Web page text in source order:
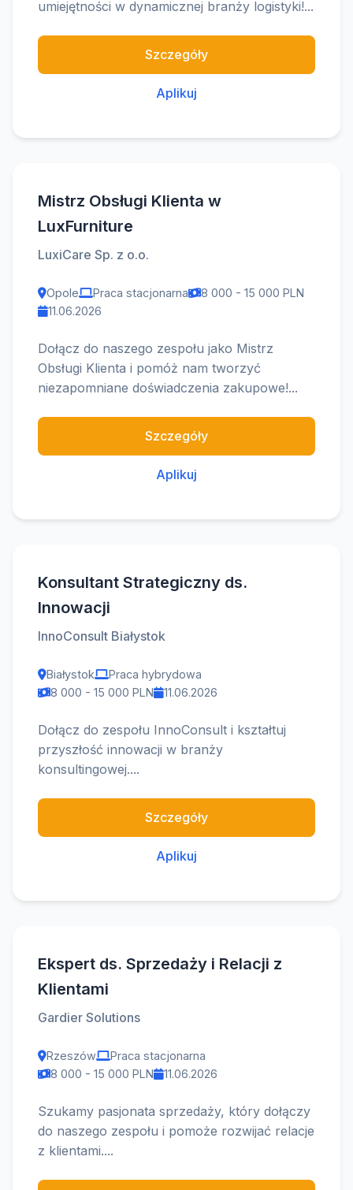
umiejętności w dynamicznej branży logistyki!...
Szczegóły
Aplikuj
Mistrz Obsługi Klienta w
LuxFurniture
LuxiCare Sp. z o.o.
Opole Praca stacjonarna
8 000 - 15 000 PLN
11.06.2026
Dołącz do naszego zespołu jako Mistrz
Obsługi Klienta i pomóż nam tworzyć
niezapomniane doświadczenia zakupowe!...
Szczegóły
Aplikuj
Konsultant Strategiczny ds.
Innowacji
InnoConsult Białystok
Białystok
Praca hybrydowa
8 000 - 15 000 PLN
11.06.2026
Dołącz do zespołu InnoConsult i kształtuj
przyszłość innowacji w branży
konsultingowej....
Szczegóły
Aplikuj
Ekspert ds. Sprzedaży i Relacji z
Klientami
Gardier Solutions
Rzeszów
Praca stacjonarna
8 000 - 15 000 PLN
11.06.2026
Szukamy pasjonata sprzedaży, który dołączy
do naszego zespołu i pomoże rozwijać relacje
z klientami....